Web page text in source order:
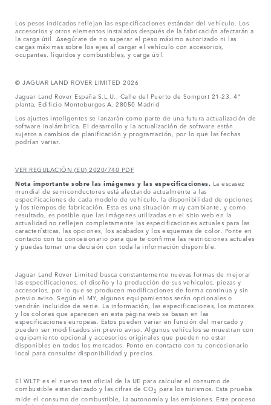
Los pesos indicados reflejan las especificaciones estándar del vehículo. Los
accesorios y otros elementos instalados después de la fabricación afectarán a
la carga útil. Asegúrate de no superar el peso máximo autorizado ni las
cargas máximas sobre los ejes al cargar el vehículo con accesorios,
ocupantes, líquidos y combustibles, y carga útil.
© JAGUAR LAND ROVER LIMITED 2026
Jaguar Land Rover España S.L.U., Calle del Puerto de Somport 21-23, 4ª
planta, Edificio Monteburgos A, 28050 Madrid
Los ajustes inteligentes se lanzarán como parte de una futura actualización de
software inalámbrica. El desarrollo y la actualización de software están
sujetos a cambios de planificación y programación, por lo que las fechas
podrían variar.
VER REGULACIÓN (EU) 2020/740 PDF
Nota importante sobre las imágenes y las especificaciones. La escasez
mundial de semiconductores está afectando actualmente a las
especificaciones de cada modelo de vehículo, la disponibilidad de opciones
y los tiempos de fabricación. Esta es una situación muy cambiante, y como
resultado, es posible que las imágenes utilizadas en el sitio web en la
actualidad no reflejen completamente las especificaciones actuales para las
características, las opciones, los acabados y los esquemas de color. Ponte en
contacto con tu concesionario para que te confirme las restricciones actuales
y puedas tomar una decisión con toda la información disponible.
Jaguar Land Rover Limited busca constantemente nuevas formas de mejorar
las especificaciones, el diseño y la producción de sus vehículos, piezas y
accesorios, por lo que se producen modificaciones de forma continua y sin
previo aviso. Según el MY, algunos equipamientos serán opcionales o
vendrán incluidos de serie. La información, las especificaciones, los motores
y los colores que aparecen en esta página web se basan en las
especificaciones europeas. Estos pueden variar en función del mercado y
pueden ser modificados sin previo aviso. Algunos vehículos se muestran con
equipamiento opcional y accesorios originales que pueden no estar
disponibles en todos los mercados. Ponte en contacto con tu concesionario
local para consultar disponibilidad y precios.
El WLTP es el nuevo test oficial de la UE para calcular el consumo de
combustible estandarizado y las cifras de CO2 para los turismos. Esta prueba
mide el consumo de combustible, la autonomía y las emisiones. Este proceso